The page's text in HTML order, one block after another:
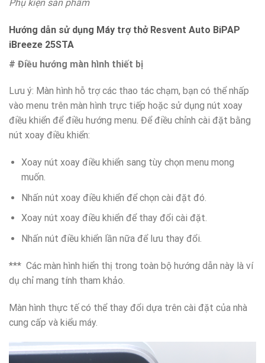
Phụ kiện sản phẩm
Hướng dẫn sử dụng Máy trợ thở Resvent Auto BiPAP
iBreeze 25STA
# Điều hướng màn hình thiết bị
Lưu ý: Màn hình hỗ trợ các thao tác chạm, bạn có thể nhấp
vào menu trên màn hình trực tiếp hoặc sử dụng nút xoay
điều khiển để điều hướng menu. Để điều chỉnh cài đặt bằng
nút xoay điều khiển:
Xoay nút xoay điều khiển sang tùy chọn menu mong
muốn.
Nhấn nút xoay điều khiển để chọn cài đặt đó.
Xoay nút xoay điều khiển để thay đổi cài đặt.
Nhấn nút điều khiển lần nữa để lưu thay đổi.
*** Các màn hình hiển thị trong toàn bộ hướng dẫn này là ví
dụ chỉ mang tính tham khảo.
Màn hình thực tế có thể thay đổi dựa trên cài đặt của nhà
cung cấp và kiểu máy.